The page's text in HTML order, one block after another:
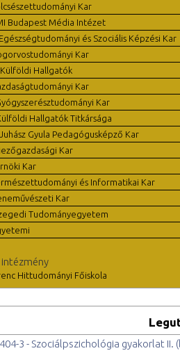
Kar
Budapest Média Intézet
Egészségtudományi és Szociális Képzési Kar
Kar
Külföldi Hallgatók
Kar
Kar
Hallgatók Titkársága
Juhász Gyula Pedagógusképző Kar
Kar
Kar
és Informatikai Kar
Kar
Tudományegyetem
Hittudományi Főiskola
3 - Szociálpszichológia gyakorlat II.